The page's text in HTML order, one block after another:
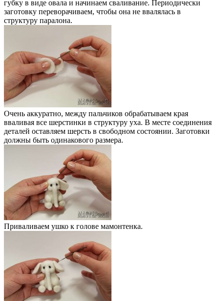
губку в виде овала и начинаем сваливание. Периодически
заготовку переворачиваем, чтобы она не ввалялась в
структуру паралона.
Очень аккуратно, между пальчиков обрабатываем края
вваливая все шерстинки в структуру уха. В месте соединения
деталей оставляем шерсть в свободном состоянии. Заготовки
должны быть одинакового размера.
Приваливаем ушко к голове мамонтенка.